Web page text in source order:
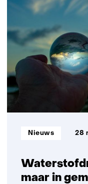
maar in
Informatietype:
Nieuws 28